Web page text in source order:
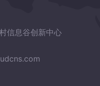
信息谷创新中心